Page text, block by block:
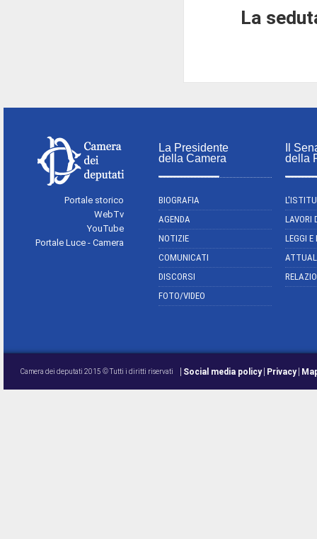
La
Portale storico
WebTv
YouTube
Portale Luce - Camera
La Presidente
della Camera
BIOGRAFIA
AGENDA
NOTIZIE
COMUNICATI
DISCORSI
FOTO/VIDEO
Il
della
LAVORI
LEGGI
Camera dei deputati 2015 © Tutti i diritti riservati Social media policy Privacy